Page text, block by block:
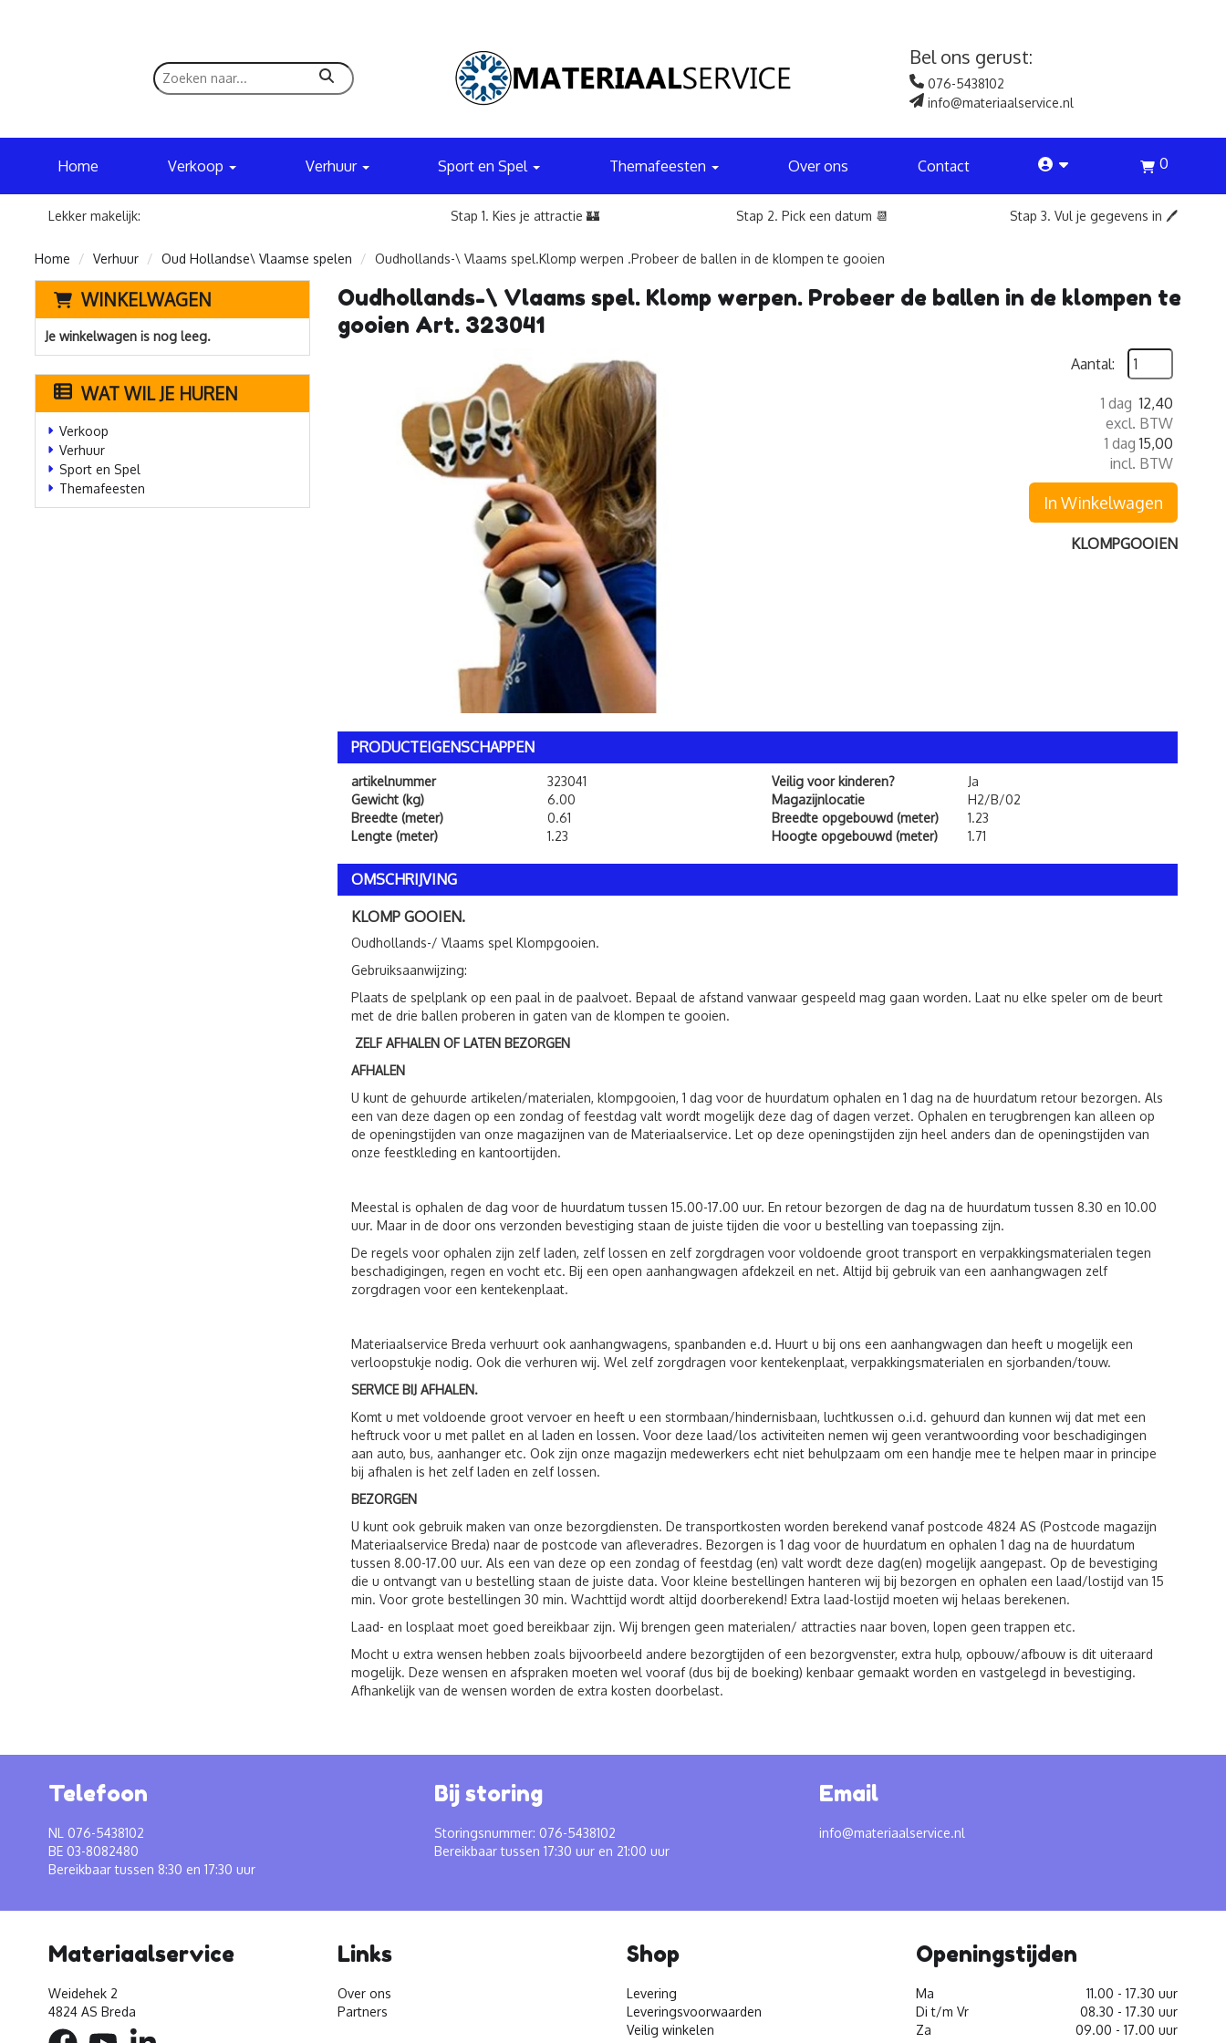
zoeken
Bel ons gerust:
076-5438102
info@materiaalservice.nl
Home Verkoop Verhuur Sport en Spel Themafeesten Over ons Contact account 0
Lekker makelijk: Stap 1. Kies je attractie 🏰 Stap 2. Pick een datum 📆 Stap 3. Vul je gegevens in 🖊️
Home Verhuur Oud Hollandse\ Vlaamse spelen Oudhollands-\ Vlaams spel.Klomp werpen .Probeer de ballen in de klompen te gooien
WINKELWAGEN
Je winkelwagen is nog leeg.
WAT WIL JE HUREN
Verkoop
Verhuur
Sport en Spel
Themafeesten
Oudhollands-\ Vlaams spel. Klomp werpen. Probeer de ballen in de klompen te
gooien Art. 323041
Aantal:
1 dag 12,40
excl. BTW
1 dag 15,00
incl. BTW
In Winkelwagen
KLOMPGOOIEN
PRODUCTEIGENSCHAPPEN
artikelnummer
323041
Gewicht (kg)
6.00
Breedte (meter)
0.61
Lengte (meter)
1.23
Veilig voor kinderen?
Ja
Magazijnlocatie
H2/B/02
Breedte opgebouwd (meter)
1.23
Hoogte opgebouwd (meter)
1.71
OMSCHRIJVING
KLOMP GOOIEN.
Oudhollands-/ Vlaams spel Klompgooien.
Gebruiksaanwijzing:
Plaats de spelplank op een paal in de paalvoet. Bepaal de afstand vanwaar gespeeld mag gaan worden. Laat nu elke speler om de beurt
met de drie ballen proberen in gaten van de klompen te gooien.
ZELF AFHALEN OF LATEN BEZORGEN
AFHALEN
U kunt de gehuurde artikelen/materialen, klompgooien, 1 dag voor de huurdatum ophalen en 1 dag na de huurdatum retour bezorgen. Als
een van deze dagen op een zondag of feestdag valt wordt mogelijk deze dag of dagen verzet. Ophalen en terugbrengen kan alleen op
de openingstijden van onze magazijnen van de Materiaalservice. Let op deze openingstijden zijn heel anders dan de openingstijden van
onze feestkleding en kantoortijden.
Meestal is ophalen de dag voor de huurdatum tussen 15.00-17.00 uur. En retour bezorgen de dag na de huurdatum tussen 8.30 en 10.00
uur. Maar in de door ons verzonden bevestiging staan de juiste tijden die voor u bestelling van toepassing zijn.
De regels voor ophalen zijn zelf laden, zelf lossen en zelf zorgdragen voor voldoende groot transport en verpakkingsmaterialen tegen
beschadigingen, regen en vocht etc. Bij een open aanhangwagen afdekzeil en net. Altijd bij gebruik van een aanhangwagen zelf
zorgdragen voor een kentekenplaat.
Materiaalservice Breda verhuurt ook aanhangwagens, spanbanden e.d. Huurt u bij ons een aanhangwagen dan heeft u mogelijk een
verloopstukje nodig. Ook die verhuren wij. Wel zelf zorgdragen voor kentekenplaat, verpakkingsmaterialen en sjorbanden/touw.
SERVICE BIJ AFHALEN.
Komt u met voldoende groot vervoer en heeft u een stormbaan/hindernisbaan, luchtkussen o.i.d. gehuurd dan kunnen wij dat met een
heftruck voor u met pallet en al laden en lossen. Voor deze laad/los activiteiten nemen wij geen verantwoording voor beschadigingen
aan auto, bus, aanhanger etc. Ook zijn onze magazijn medewerkers echt niet behulpzaam om een handje mee te helpen maar in principe
bij afhalen is het zelf laden en zelf lossen.
BEZORGEN
U kunt ook gebruik maken van onze bezorgdiensten. De transportkosten worden berekend vanaf postcode 4824 AS (Postcode magazijn
Materiaalservice Breda) naar de postcode van afleveradres. Bezorgen is 1 dag voor de huurdatum en ophalen 1 dag na de huurdatum
tussen 8.00-17.00 uur. Als een van deze op een zondag of feestdag (en) valt wordt deze dag(en) mogelijk aangepast. Op de bevestiging
die u ontvangt van u bestelling staan de juiste data. Voor kleine bestellingen hanteren wij bij bezorgen en ophalen een laad/lostijd van 15
min. Voor grote bestellingen 30 min. Wachttijd wordt altijd doorberekend! Extra laad-lostijd moeten wij helaas berekenen.
Laad- en losplaat moet goed bereikbaar zijn. Wij brengen geen materialen/ attracties naar boven, lopen geen trappen etc.
Mocht u extra wensen hebben zoals bijvoorbeeld andere bezorgtijden of een bezorgvenster, extra hulp, opbouw/afbouw is dit uiteraard
mogelijk. Deze wensen en afspraken moeten wel vooraf (dus bij de boeking) kenbaar gemaakt worden en vastgelegd in bevestiging.
Afhankelijk van de wensen worden de extra kosten doorbelast.
Telefoon
NL 076-5438102
BE 03-8082480
Bereikbaar tussen 8:30 en 17:30 uur
Bij storing
Storingsnummer: 076-5438102
Bereikbaar tussen 17:30 uur en 21:00 uur
Email
info@materiaalservice.nl
Materiaalservice
Weidehek 2
4824 AS Breda
Links
Over ons
Partners
Shop
Levering
Leveringsvoorwaarden
Veilig winkelen
Openingstijden
Ma
11.00 - 17.30 uur
Di t/m Vr
08.30 - 17.30 uur
Za
09.00 - 17.00 uur